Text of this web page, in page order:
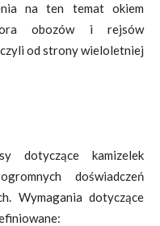
na ten temat okiem
obozów i rejsów
czyli od strony wieloletniej
dotyczące kamizelek
doświadczeń
Wymagania dotyczące